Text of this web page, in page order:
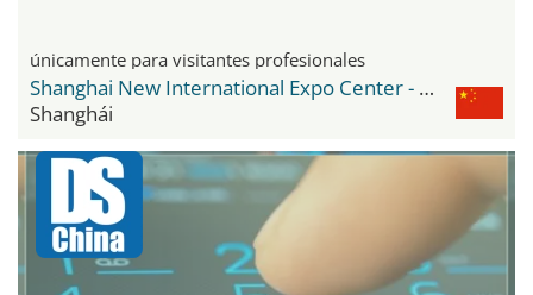
únicamente para visitantes profesionales
Shanghai New International Expo Center - SNIEC
Shanghái